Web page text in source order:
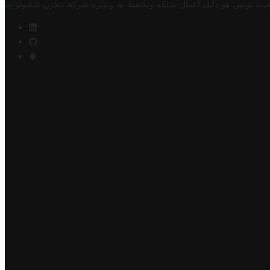
تونس هو دليل أعمال تملكه وتحتفظ به وتديره شركة مخزن التكنولوجيا